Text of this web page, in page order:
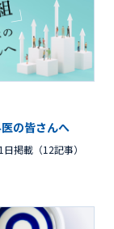
の皆さんへ
掲載（12記事）